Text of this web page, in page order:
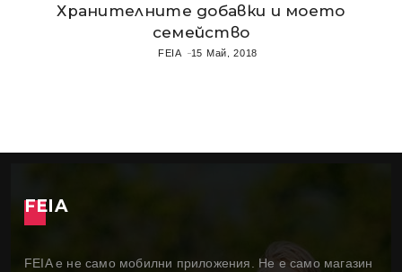
Хранителните добавки и моето
семейство
FEIA 15 Май, 2018
FEIA
FEIA е не само мобилни приложения. Не е само магазин